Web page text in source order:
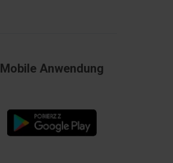
Mobile Anwendung